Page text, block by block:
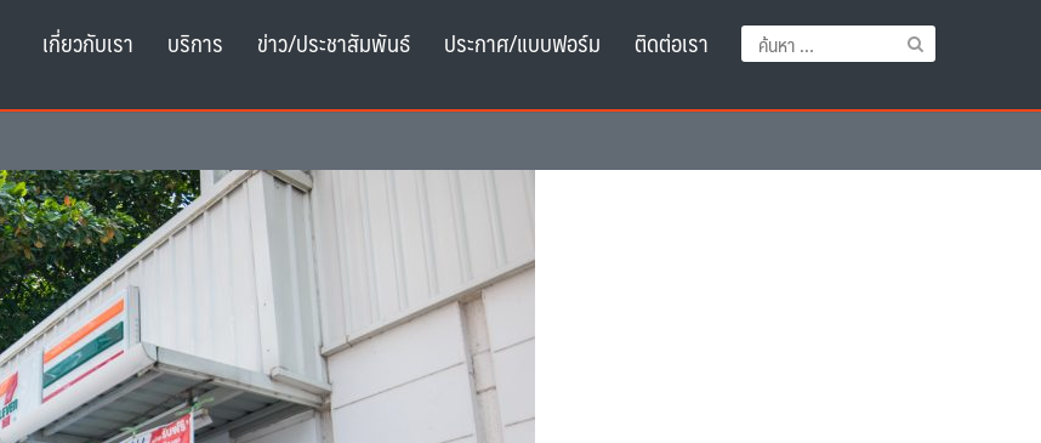
ค้นหา
สำหรับ:
เกี่ยวกับเรา บริการ ข่าว/ประชาสัมพันธ์ ประกาศ/แบบฟอร์ม ติดต่อเรา